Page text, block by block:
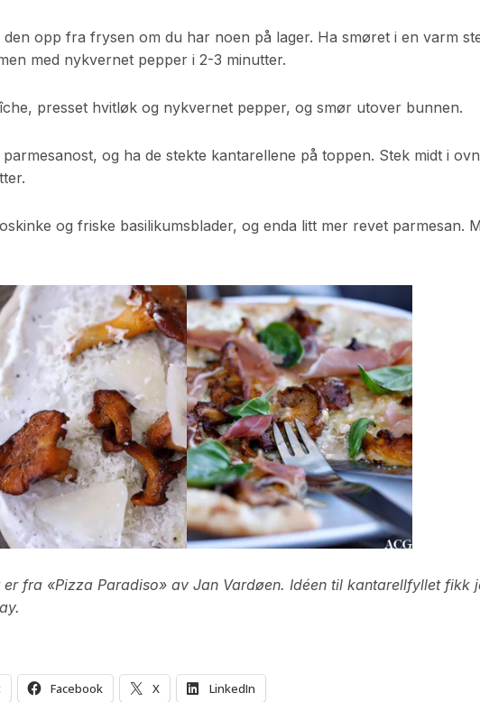
opp fra frysen om du har noen på lager. Ha smøret i en varm
med nykvernet pepper i 2-3 minutter.
presset hvitløk og nykvernet pepper, og smør utover bunnen.
og ha de stekte kantarellene på toppen. Stek midt i
og friske basilikumsblader, og enda litt mer revet parmesan.
fra «Pizza Paradiso» av Jan Vardøen. Idéen til kantarellfyllet fikk
Facebook X LinkedIn